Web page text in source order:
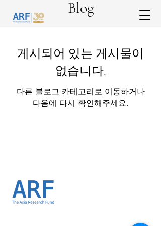
Blog
게시되어 있는 게시물이
없습니다.
다른 블로그 카테고리로 이동하거나
다음에 다시 확인해주세요.